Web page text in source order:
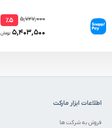
۵,۷۲۷,۰۰۰ ٪۵
۵,۴۰۳,۵۰۰ تومان
اطلاعات ابزار مارکت
فروش به شرکت ها